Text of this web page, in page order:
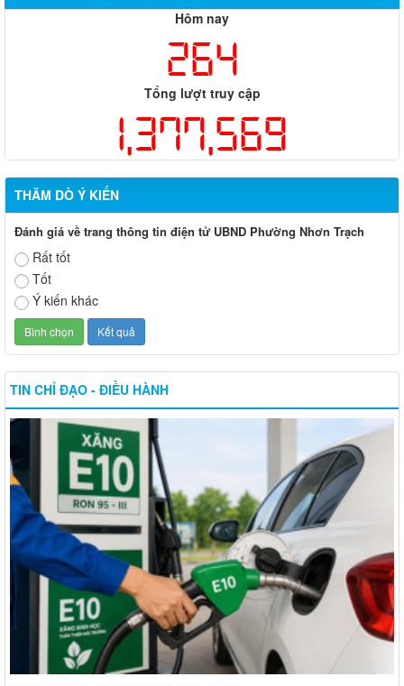
Hôm nay
264
Tổng lượt truy cập
1,377,569
THĂM DÒ Ý KIẾN
Đánh giá về trang thông tin điện tử UBND Phường Nhơn Trạch
Rất tốt
Tốt
Ý kiến khác
TIN CHỈ ĐẠO - ĐIỀU HÀNH